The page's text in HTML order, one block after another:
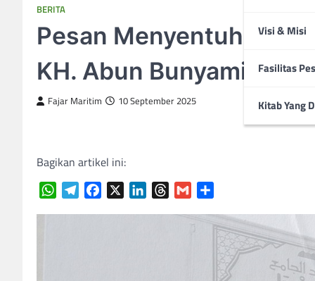
Visi & Misi
Fasilitas
Kitab Yang
BERITA
Pesan Menyentuh di
KH. Abun Bunyamin, MA
Fajar Maritim 10 September 2025
Bagikan artikel ini:
WhatsAppTelegramFacebook LinkedInThreads
Gmail